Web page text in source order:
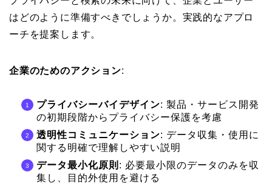
はどのように準備すべきでしょうか。実践的なアプロ
ーチを提案します。
企業のためのアクション:
プライバシーバイデザイン: 製品・サービス開発
の初期段階からプライバシー保護を考慮
透明性コミュニケーション: データ収集・使用に
関する明確で理解しやすい説明
データ最小化原則 : 必要最小限のデータのみを収
集し、目的外使用を避ける